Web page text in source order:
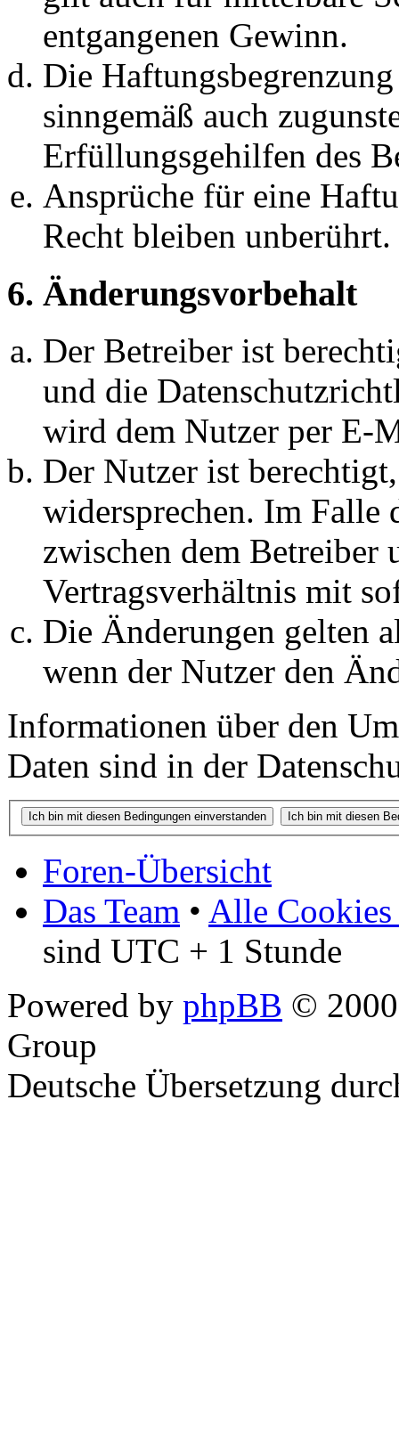
entgangenen Gewinn.
Die
sinngemäß auch
Erfüllungsgehilfen des
Ansprüche für eine
Recht bleiben unberührt.
6. Änderungsvorbehalt
Der Betreiber ist
und die
wird dem Nutzer per E-
Der Nutzer ist
widersprechen. Im Falle
zwischen dem Betreiber
Vertragsverhältnis mit
Die Änderungen gelten
wenn der Nutzer den
Informationen über den
Daten sind in der
Foren-Übersicht
Das Team • Alle Cookies
sind UTC + 1 Stunde
Powered by phpBB ©
Group
Deutsche Übersetzung